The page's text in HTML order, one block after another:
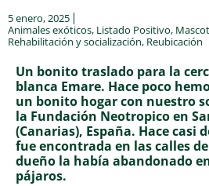
5 enero, 2025
Animales exóticos, Listado Positivo,
Rehabilitación y socialización, Reubicación
Un bonito traslado para la
blanca Emare. Hace poco
un bonito hogar con nuestro
la Fundación Neotropico en
(Canarias), España. Hace casi
fue encontrada en las calles
dueño la había abandonado
pájaros.